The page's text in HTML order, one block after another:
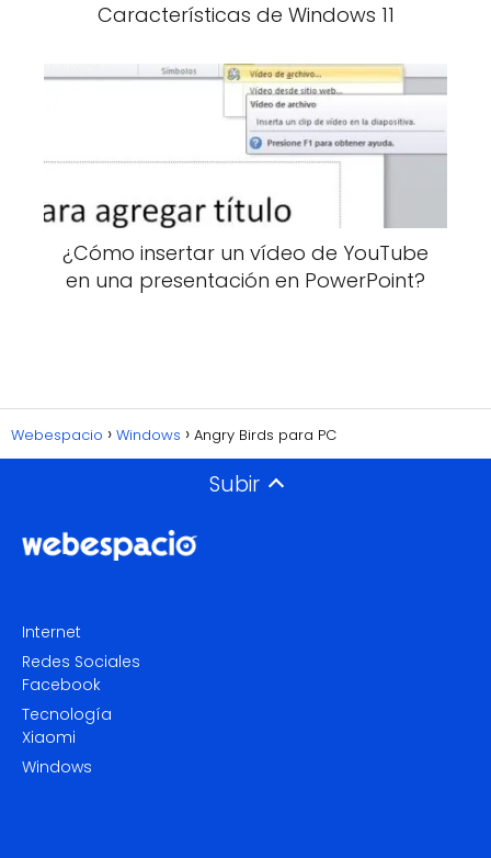
Características de Windows 11
¿Cómo insertar un vídeo de YouTube
en una presentación en PowerPoint?
Webespacio Windows Angry Birds para PC
Subir
Internet
Redes Sociales
Facebook
Tecnología
Xiaomi
Windows